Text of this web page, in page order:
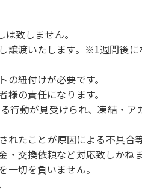
致しません。
譲渡いたします。※1週間後に
紐付けが必要です。
の責任になります。
行動が見受けられ、凍結・ア
たことが原因による不具合
交換依頼など対応致しかねま
一切を負いません。